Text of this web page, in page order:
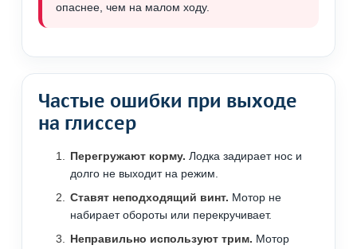
опаснее, чем на малом ходу.
Частые ошибки при выходе
на глиссер
Перегружают корму. Лодка задирает нос и
долго не выходит на режим.
Ставят неподходящий винт. Мотор не
набирает обороты или перекручивает.
Неправильно используют трим. Мотор